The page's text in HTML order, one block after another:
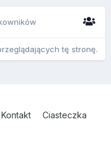
tę stronę.
Kontakt Ciasteczka